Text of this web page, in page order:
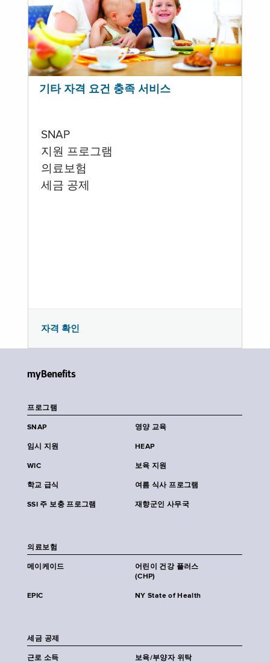
기타 자격 요건 충족 서비스
SNAP
지원 프로그램
의료보험
세금 공제
자격 확인
myBenefits
프로그램
SNAP 영양 교육
임시 지원 HEAP
WIC 보육 지원
학교 급식 여름 식사 프로그램
SSI 주 보충 프로그램 재향군인 사무국
의료보험
메이케이드
어린이 건강 플러스
(CHP)
EPIC NY State of Health
세금 공제
근로 소득 보육/부양자 위탁